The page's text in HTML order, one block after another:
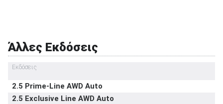
Υποδοχή παιδικού καθίσματος ISOFIX
Άλλες Εκδόσεις
Εκδόσεις
2.5 Prime-Line AWD Auto
2.5 Exclusive Line AWD Auto